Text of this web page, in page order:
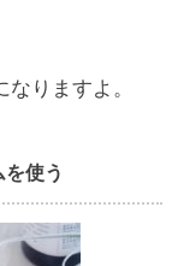
りますよ。
使う